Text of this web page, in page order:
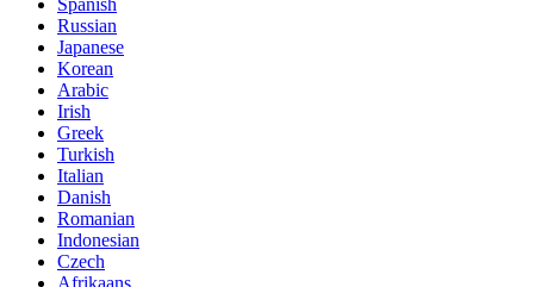
Spanish
Russian
Japanese
Korean
Arabic
Irish
Greek
Turkish
Italian
Danish
Romanian
Indonesian
Czech